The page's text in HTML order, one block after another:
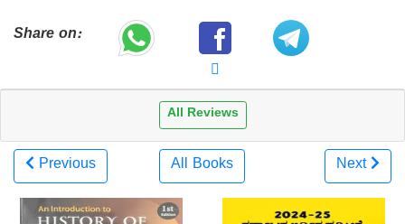
Share on:
All Reviews
Previous All Books Next